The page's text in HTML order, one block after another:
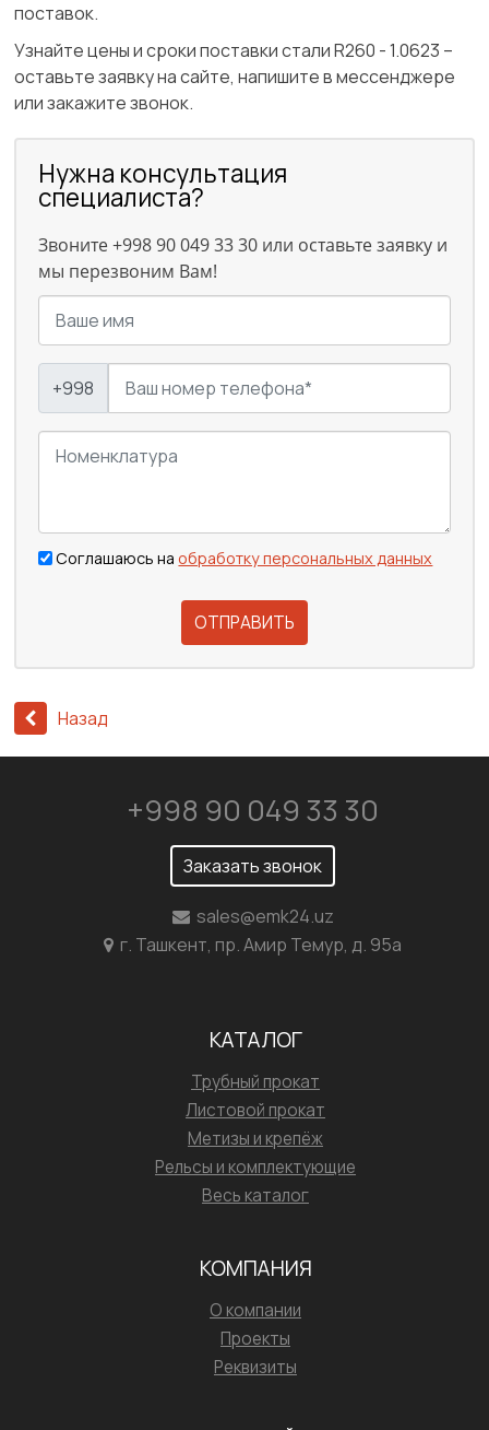
поставок.
Узнайте цены и сроки поставки стали R260 - 1.0623 –
оставьте заявку на сайте, напишите в мессенджере
или закажите звонок.
Нужна консультация
специалиста?
Звоните +998 90 049 33 30 или оставьте заявку и
мы перезвоним Вам!
+998
Соглашаюсь наобработку персональных данных
ОТПРАВИТЬ
Назад
+998 90 049 33 30
Заказать звонок
sales@emk24.uz
г. Ташкент, пр. Амир Темур, д. 95а
КАТАЛОГ
Трубный прокат
Листовой прокат
Метизы и крепёж
Рельсы и комплектующие
Весь каталог
КОМПАНИЯ
О компании
Проекты
Реквизиты